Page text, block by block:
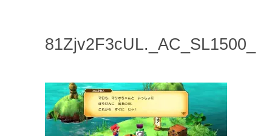
81Zjv2F3cUL._AC_SL1500_